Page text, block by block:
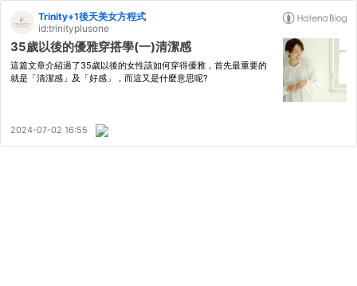
Trinity+1後天美女方程式
id:trinityplusone
35歲以後的優雅穿搭學(一)清潔感
這篇文章介紹過了35歲以後的女性該如何穿得優雅，首先最重要的
就是「清潔感」及「好感」，而這又是什麼意思呢?
2024-07-02 16:55